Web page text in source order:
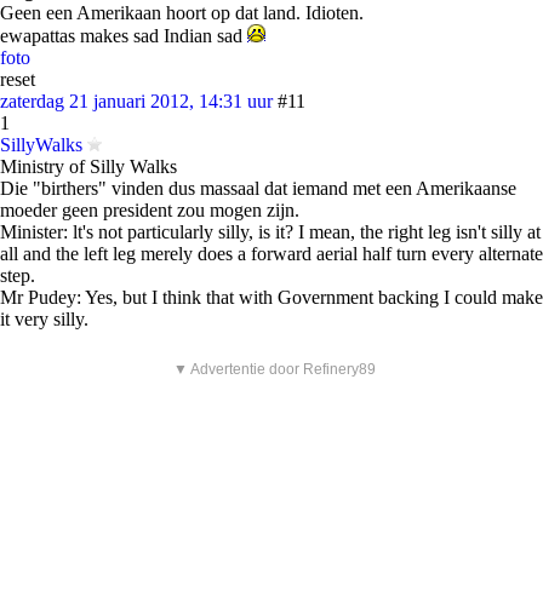
Geen een Amerikaan hoort op dat land. Idioten.
ewapattas makes sad Indian sad
foto
reset
zaterdag 21 januari 2012, 14:31 uur #11
1
SillyWalks
Ministry of Silly Walks
Die "birthers" vinden dus massaal dat iemand met een Amerikaanse
moeder geen president zou mogen zijn.
Minister: lt's not particularly silly, is it? I mean, the right leg isn't silly at
all and the left leg merely does a forward aerial half turn every alternate
step.
Mr Pudey: Yes, but I think that with Government backing I could make
it very silly.
▼ Advertentie door Refinery89